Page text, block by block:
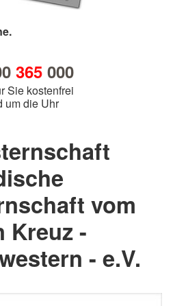
365000
Sie kostenfrei
um die Uhr
vom
Kreuz -
- e.V.